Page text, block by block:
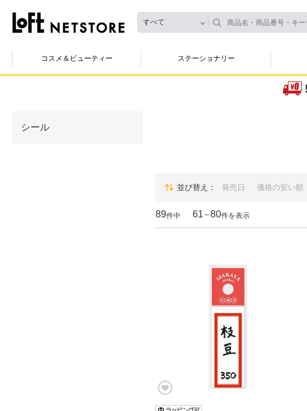
すべて
コスメ＆ビューティー ステーショナリー
シール
並び替え 発売日 価格の安い順
89件中 61 ～80件を表示